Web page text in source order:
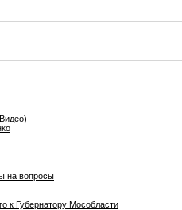
на вопросы
к Губернатору Мособласти